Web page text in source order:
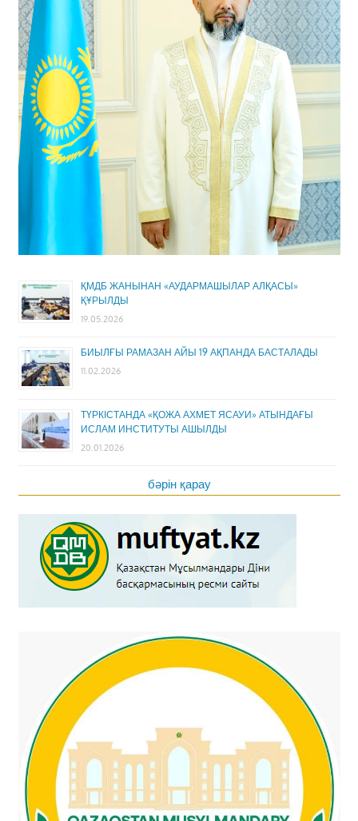
ҚМДБ ЖАНЫНАН «АУДАРМАШЫЛАР АЛҚАСЫ»
ҚҰРЫЛДЫ
19.05.2026
БИЫЛҒЫ РАМАЗАН АЙЫ 19 АҚПАНДА БАСТАЛАДЫ
11.02.2026
ТҮРКІСТАНДА «ҚОЖА АХМЕТ ЯСАУИ» АТЫНДАҒЫ
ИСЛАМ ИНСТИТУТЫ АШЫЛДЫ
20.01.2026
бәрін қарау